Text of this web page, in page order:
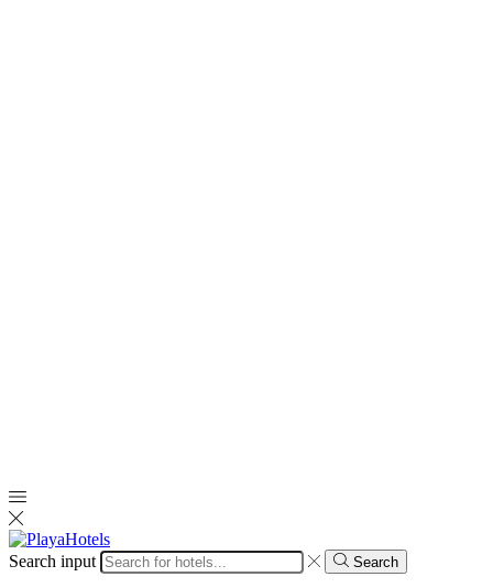
Search input Search